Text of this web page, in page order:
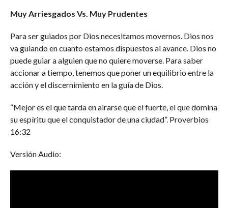
Muy Arriesgados Vs. Muy Prudentes
Para ser guiados por Dios necesitamos movernos. Dios nos
va guiando en cuanto estamos dispuestos al avance. Dios no
puede guiar a alguien que no quiere moverse. Para saber
accionar a tiempo, tenemos que poner un equilibrio entre la
acción y el discernimiento en la guía de Dios.
“Mejor es el que tarda en airarse que el fuerte, el que domina
su espíritu que el conquistador de una ciudad”. Proverbios
16:32
Versión Audio: